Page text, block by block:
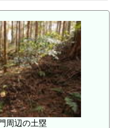
周辺の土塁